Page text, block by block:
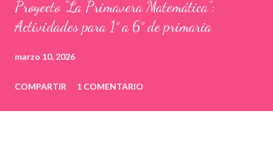
Proyecto “La Primavera Matemática”:
Actividades para 1° a 6° de primaria
marzo 10, 2026
COMPARTIR 1 COMENTARIO